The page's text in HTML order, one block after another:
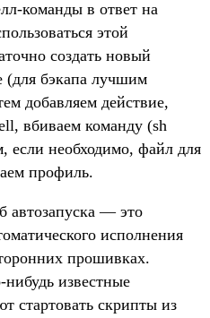
команды в ответ на
этой
создать новый
(для бэкапа лучшим
добавляем действие,
вбиваем команду (sh
если необходимо, файл для
профиль.
автозапуска — это
исполнения
прошивках.
нибудь известные
стартовать скрипты из